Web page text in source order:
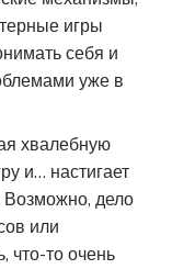
игры
себя и
уже в
хвалебную
и… настигает
дело
или
что-то очень